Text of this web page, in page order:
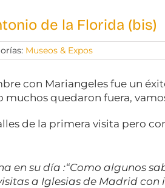
de la Florida (bis)
Museos & Expos
con Mariangeles fue un
muchos quedaron fuera,
de la primera visita pero
en su día :“Como algunos
a Iglesias de Madrid con